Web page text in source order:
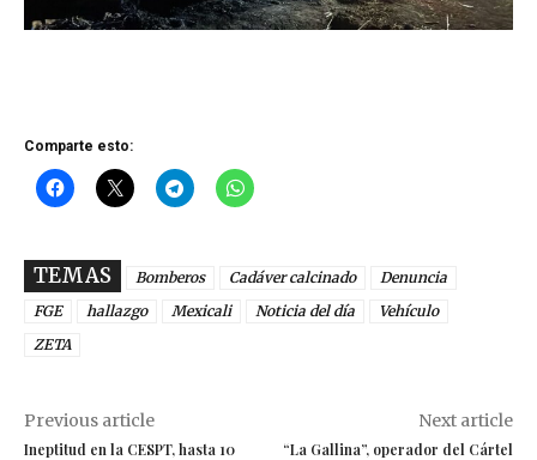
Comparte esto:
TEMAS Bomberos Cadáver calcinado
Denuncia
FGE
hallazgo Mexicali Noticia del día
Vehículo
ZETA
Previous article
Ineptitud en la CESPT, hasta 10
Next article
“La Gallina”, operador del Cártel